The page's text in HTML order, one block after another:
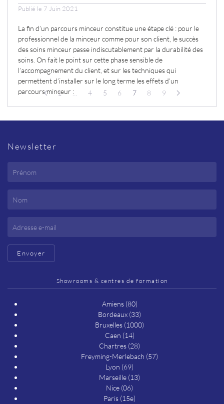
Publié le 7 Juin 2021
La fin d’un parcours minceur constitue une étape clé : pour le
professionnel de la minceur comme pour son client, le succès
des soins minceur passe indiscutablement par la durabilité des
soins. On fait le point sur cette phase sensible de
l’accompagnement du client, et sur les techniques qui
permettent d’installer sur le long terme les effets d’un
parcours minceur :
1 … 4 5 6 7 8 9
Newsletter
Envoyer
Showrooms & centres de formation
Amiens (80)
Bordeaux (33)
Bruxelles (1000)
Caen (14)
Chartres (28)
Freyming-Merlebach (57)
Lyon (69)
Marseille (13)
Nice (06)
Paris (15e)